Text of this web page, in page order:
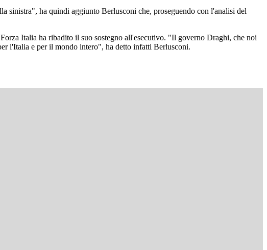
sinistra", ha quindi aggiunto Berlusconi che, proseguendo con l'analisi del
Italia ha ribadito il suo sostegno all'esecutivo. "Il governo Draghi, che noi
l'Italia e per il mondo intero", ha detto infatti Berlusconi.